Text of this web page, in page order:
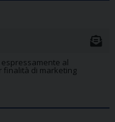
al
finalità di marketing